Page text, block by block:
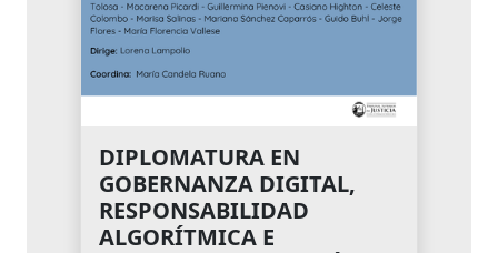
DIPLOMATURA EN
GOBERNANZA DIGITAL,
RESPONSABILIDAD
ALGORÍTMICA E